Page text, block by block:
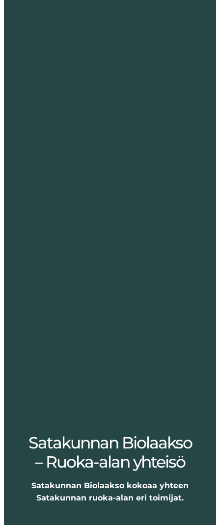
Satakunnan Biolaakso
– Ruoka-alan yhteisö
Satakunnan Biolaakso kokoaa yhteen
Satakunnan ruoka-alan eri toimijat.